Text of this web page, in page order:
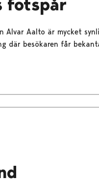
fotspår
Alvar Aalto är mycket
där besökaren får